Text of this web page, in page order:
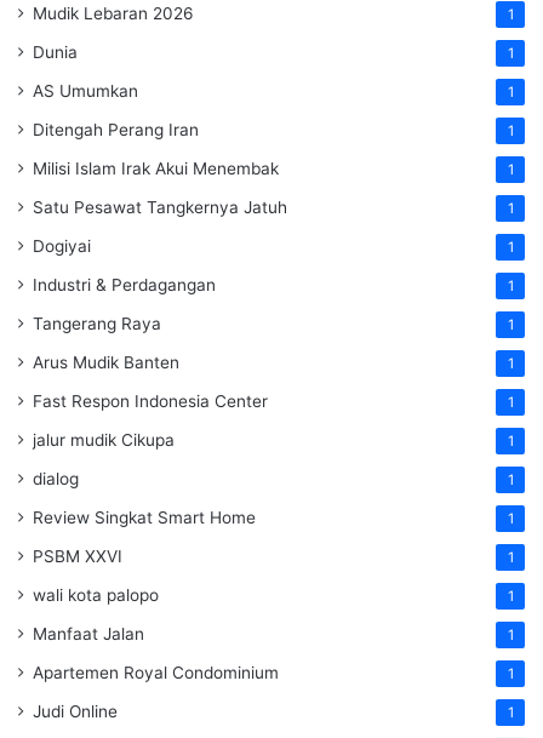
Mudik Lebaran 2026 1
Dunia 1
AS Umumkan 1
Ditengah Perang Iran 1
Milisi Islam Irak Akui Menembak 1
Satu Pesawat Tangkernya Jatuh 1
Dogiyai 1
Industri & Perdagangan 1
Tangerang Raya 1
Arus Mudik Banten 1
Fast Respon Indonesia Center 1
jalur mudik Cikupa 1
dialog 1
Review Singkat Smart Home 1
PSBM XXVI 1
wali kota palopo 1
Manfaat Jalan 1
Apartemen Royal Condominium 1
Judi Online 1